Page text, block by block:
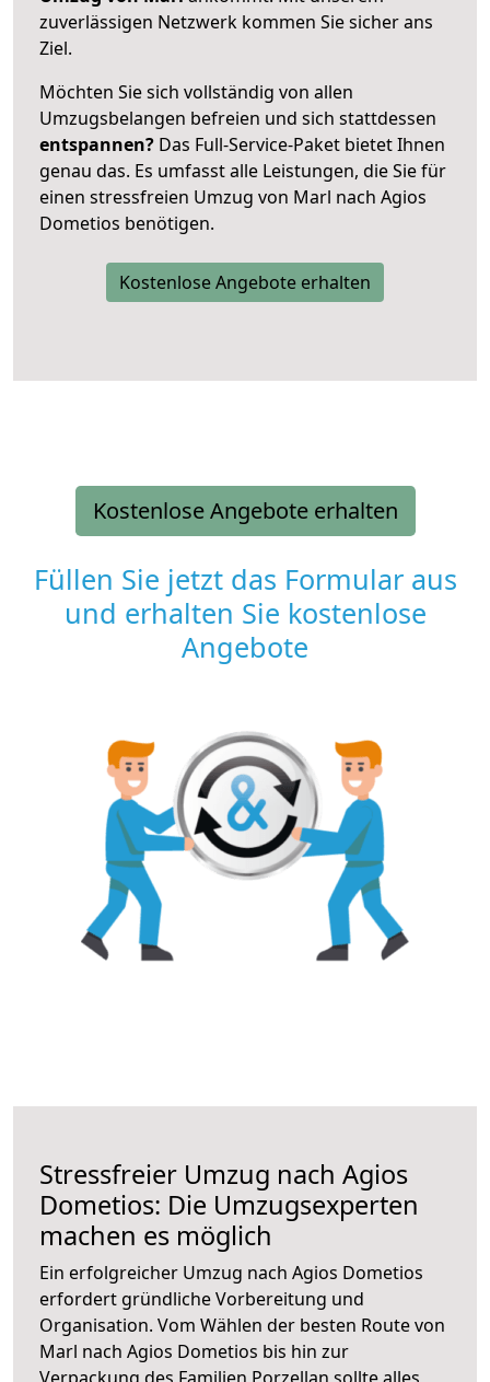
zuverlässigen Netzwerk kommen Sie sicher ans
Ziel.
Möchten Sie sich vollständig von allen
Umzugsbelangen befreien und sich stattdessen
entspannen? Das Full-Service-Paket bietet Ihnen
genau das. Es umfasst alle Leistungen, die Sie für
einen stressfreien Umzug von Marl nach Agios
Dometios benötigen.
Kostenlose Angebote erhalten
Kostenlose Angebote erhalten
Füllen Sie jetzt das Formular aus
und erhalten Sie kostenlose
Angebote
Stressfreier Umzug nach Agios
Dometios: Die Umzugsexperten
machen es möglich
Ein erfolgreicher Umzug nach Agios Dometios
erfordert gründliche Vorbereitung und
Organisation. Vom Wählen der besten Route von
Marl nach Agios Dometios bis hin zur